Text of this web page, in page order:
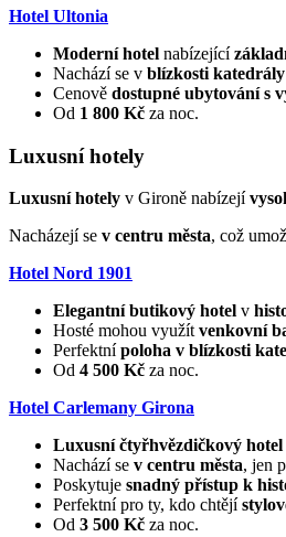
Hotel Ultonia
Moderní hotel nabízející
Nachází se v blízkosti
Cenově dostupné ubytování s
Od 1 800 Kč za noc.
Luxusní hotely
Luxusní hotely v Gironě nabízejí
Nacházejí se v centru města, což
Hotel Nord 1901
Elegantní butikový hotel v
Hosté mohou využít venkovní
Perfektnípoloha v blízkosti
Od 4 500 Kč za noc.
Hotel Carlemany Girona
Luxusní čtyřhvězdičkový hotel
Nachází se v centru města, jen
Poskytuje snadný přístup k
Perfektní pro ty, kdo chtějí
Od 3 500 Kč za noc.